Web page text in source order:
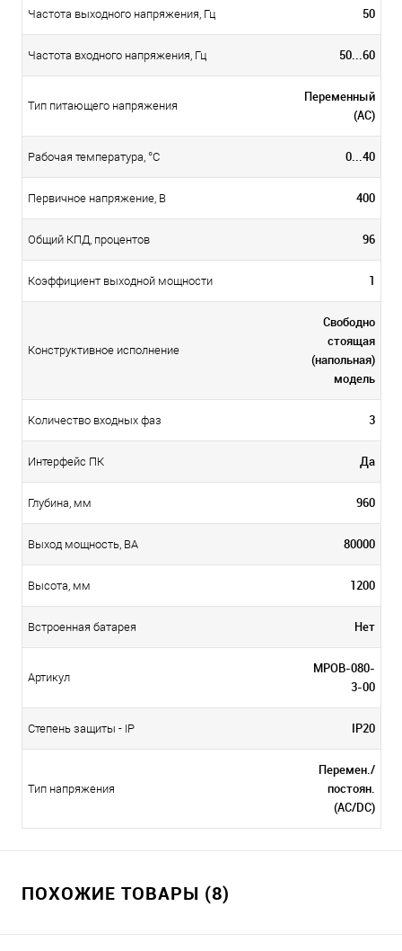
Частота выходного напряжения, Гц 50
Частота входного напряжения, Гц 50...60
Тип питающего напряжения
Переменный
(AC)
Рабочая температура, °C 0...40
Первичное напряжение, В 400
Общий КПД, процентов 96
Коэффициент выходной мощности 1
Конструктивное исполнение
Свободно
стоящая
(напольная)
модель
Количество входных фаз 3
Интерфейс ПК Да
Глубина, мм 960
Выход мощность, ВА 80000
Высота, мм 1200
Встроенная батарея Нет
Артикул
MPOB-080-
3-00
Степень защиты - IP IP20
Тип напряжения
Перемен./
постоян.
(AC/DC)
ПОХОЖИЕ ТОВАРЫ (8)